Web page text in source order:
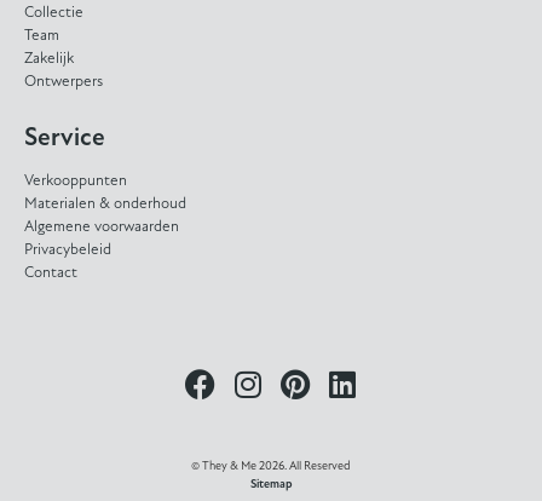
Collectie
Team
Zakelijk
Ontwerpers
Service
Verkooppunten
Materialen & onderhoud
Algemene voorwaarden
Privacybeleid
Contact
© They & Me 2026. All Reserved
Sitemap